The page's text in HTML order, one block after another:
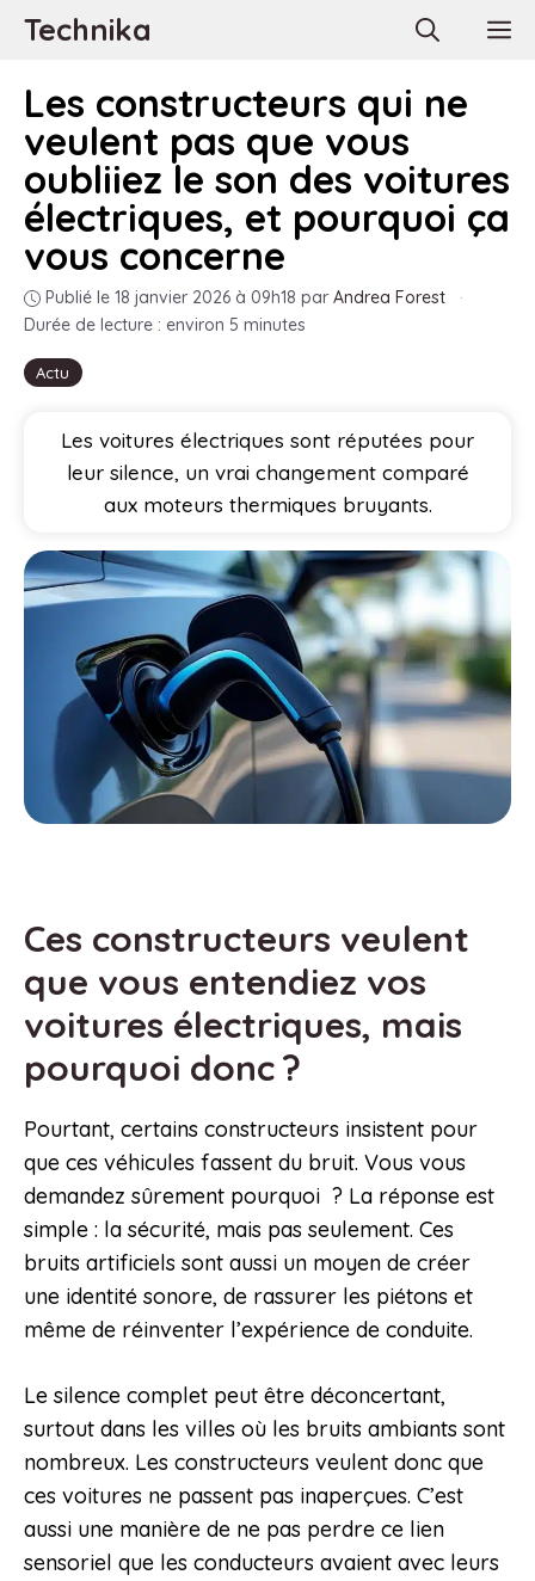
AllerTechnika
Actu
Les constructeurs qui ne
veulent pas que vous
oubliiez le son des voitures
électriques, et pourquoi ça
vous concerne
Publié le 18 janvier 2026 à 09h18 par Andrea Forest
·
Durée de lecture : environ 5 minutes
Les voitures électriques sont réputées pour
leur silence, un vrai changement comparé
aux moteurs thermiques bruyants.
Ces constructeurs veulent
que vous entendiez vos
voitures électriques, mais
pourquoi donc ?
Pourtant, certains constructeurs insistent pour
que ces véhicules fassent du bruit. Vous vous
demandez sûrement pourquoi ? La réponse est
simple : la sécurité, mais pas seulement. Ces
bruits artificiels sont aussi un moyen de créer
une identité sonore, de rassurer les piétons et
même de réinventer l’expérience de conduite.
Le silence complet peut être déconcertant,
surtout dans les villes où les bruits ambiants sont
nombreux. Les constructeurs veulent donc que
ces voitures ne passent pas inaperçues. C’est
aussi une manière de ne pas perdre ce lien
sensoriel que les conducteurs avaient avec leurs